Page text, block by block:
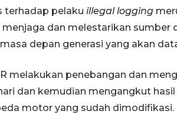
terhadap pelaku illegal logging
dan melestarikan sumber
depan generasi yang akan
melakukan penebangan dan
dan kemudian mengangkut
motor yang sudah dimodifikasi.